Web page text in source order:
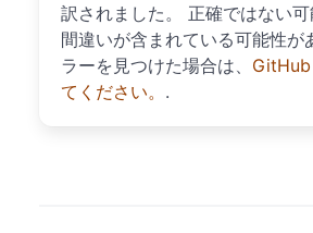
訳されました。 正確ではない可
間違いが含まれている可能性が
ラーを見つけた場合は、 GitHub
てください。 .